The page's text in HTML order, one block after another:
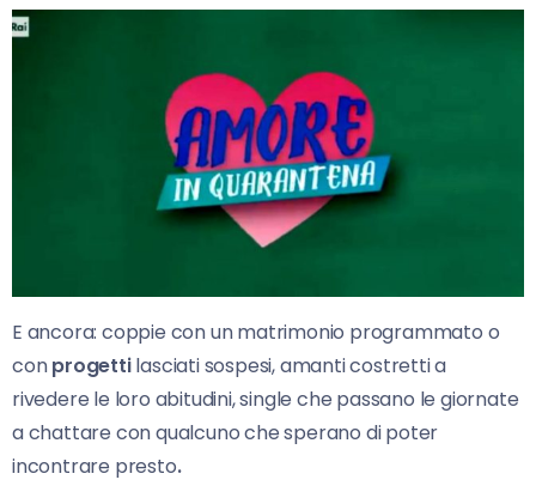
E ancora: coppie con un matrimonio programmato o
conprogettilasciati sospesi, amanti costretti a
rivedere le loro abitudini, single che passano le giornate
a chattare con qualcuno che sperano di poter
incontrare presto.